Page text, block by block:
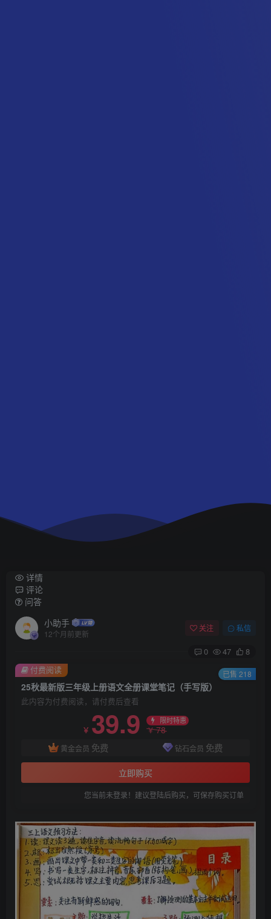
详情
评论
问答
小助手
12个月前更新
关注 私信
0 47 8
25秋最新版三年级上册语文全册课堂笔记（手写版）
此内容为付费阅读，请付费后查看
￥ 39.9 限时特惠
￥78
黄金会员 免费 钻石会员 免费
立即购买
您当前未登录！建议登陆后购买，可保存购买订单
付费阅读 已售 218